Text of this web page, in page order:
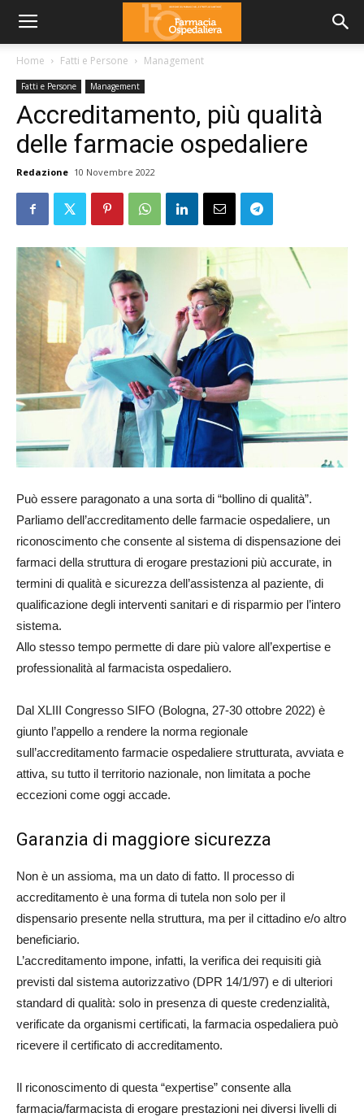
Home Fatti e Persone Management
Fatti e Persone Management
Accreditamento, più qualità
delle farmacie ospedaliere
Redazione 10 Novembre 2022
Può essere paragonato a una sorta di “bollino di qualità”.
Parliamo dell’accreditamento delle farmacie ospedaliere, un
riconoscimento che consente al sistema di dispensazione dei
farmaci della struttura di erogare prestazioni più accurate, in
termini di qualità e sicurezza dell’assistenza al paziente, di
qualificazione degli interventi sanitari e di risparmio per l’intero
sistema.
Allo stesso tempo permette di dare più valore all’expertise e
professionalità al farmacista ospedaliero.
Dal XLIII Congresso SIFO (Bologna, 27-30 ottobre 2022) è
giunto l’appello a rendere la norma regionale
sull’accreditamento farmacie ospedaliere strutturata, avviata e
attiva, su tutto il territorio nazionale, non limitata a poche
eccezioni come oggi accade.
Garanzia di maggiore sicurezza
Non è un assioma, ma un dato di fatto. Il processo di
accreditamento è una forma di tutela non solo per il
dispensario presente nella struttura, ma per il cittadino e/o altro
beneficiario.
L’accreditamento impone, infatti, la verifica dei requisiti già
previsti dal sistema autorizzativo (DPR 14/1/97) e di ulteriori
standard di qualità: solo in presenza di queste credenzialità,
verificate da organismi certificati, la farmacia ospedaliera può
ricevere il certificato di accreditamento.
Il riconoscimento di questa “expertise” consente alla
farmacia/farmacista di erogare prestazioni nei diversi livelli di